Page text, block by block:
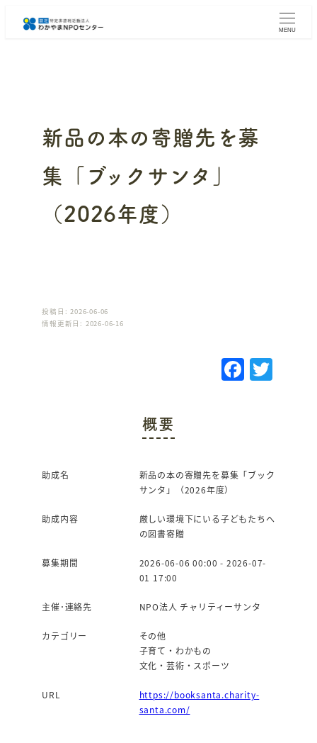
MENU
新品の本の寄贈先を募
集「ブックサンタ」
（2026年度）
投稿日: 2026-06-06
情報更新日: 2026-06-16
F
a
o
k
T
概要
助成名
新品の本の寄贈先を募集「ブック
サンタ」（2026年度）
助成内容
厳しい環境下にいる子どもたちへ
の図書寄贈
募集期間
2026-06-06 00:00 - 2026-07-
01 17:00
主催･連絡先 NPO法人 チャリティーサンタ
カテゴリー
その他
子育て・わかもの
文化・芸術・スポーツ
URL
https://booksanta.charity-
santa.com/